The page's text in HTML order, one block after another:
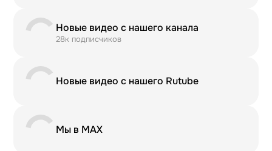
Новые видео с нашего канала
28к подписчиков
Новые видео с нашего Rutube
Мы в MAX